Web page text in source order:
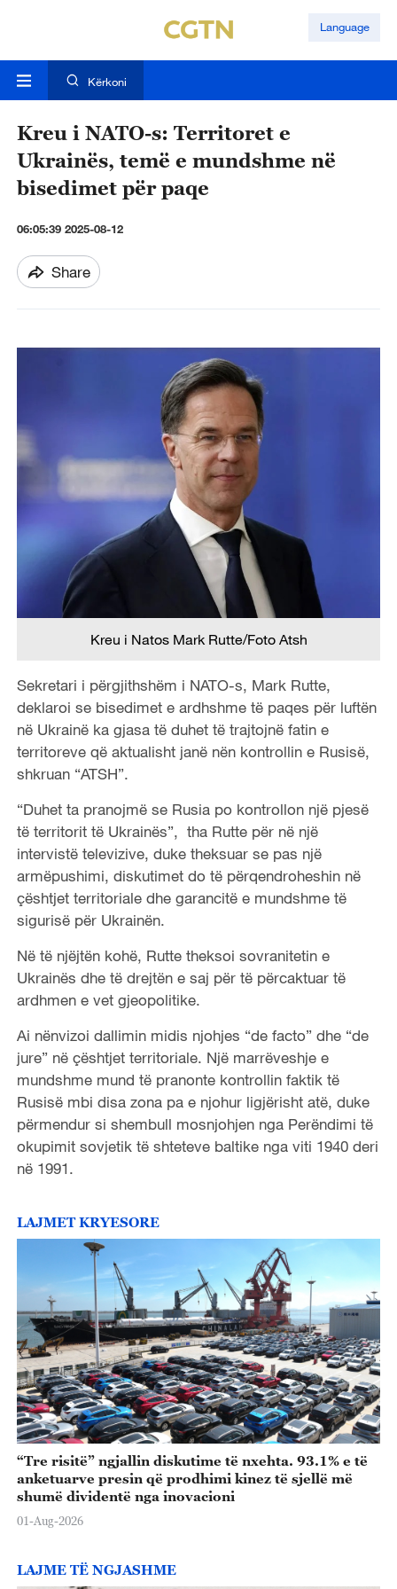
Language
Kërkoni
Kreu i NATO-s: Territoret e
Ukrainës, temë e mundshme në
bisedimet për paqe
06:05:39 2025-08-12
Share
Kreu i Natos Mark Rutte/Foto Atsh
Sekretari i përgjithshëm i NATO-s, Mark Rutte,
deklaroi se bisedimet e ardhshme të paqes për luftën
në Ukrainë ka gjasa të duhet të trajtojnë fatin e
territoreve që aktualisht janë nën kontrollin e Rusisë,
shkruan “ATSH”.
“Duhet ta pranojmë se Rusia po kontrollon një pjesë
të territorit të Ukrainës”, tha Rutte për në një
intervistë televizive, duke theksuar se pas një
armëpushimi, diskutimet do të përqendroheshin në
çështjet territoriale dhe garancitë e mundshme të
sigurisë për Ukrainën.
Në të njëjtën kohë, Rutte theksoi sovranitetin e
Ukrainës dhe të drejtën e saj për të përcaktuar të
ardhmen e vet gjeopolitike.
Ai nënvizoi dallimin midis njohjes “de facto” dhe “de
jure” në çështjet territoriale. Një marrëveshje e
mundshme mund të pranonte kontrollin faktik të
Rusisë mbi disa zona pa e njohur ligjërisht atë, duke
përmendur si shembull mosnjohjen nga Perëndimi të
okupimit sovjetik të shteteve baltike nga viti 1940 deri
në 1991.
LAJMET KRYESORE
“Tre risitë” ngjallin diskutime të nxehta. 93.1% e të
anketuarve presin që prodhimi kinez të sjellë më
shumë dividentë nga inovacioni
01-Aug-2026
LAJME TË NGJASHME